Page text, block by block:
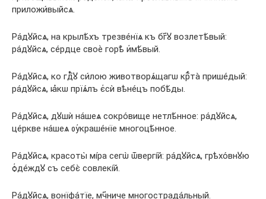
приложи́выйсѧ.
Ра́дꙋйсѧ, на крылѣ́хъ трезве́нїѧ къ бг҃ꙋ возлетѣ́вый:
ра́дꙋйсѧ, се́рдце своѐ горѣ̀ и҆мѣ́вый.
Ра́дꙋйсѧ, ко гдⷭ҇ꙋ си́лою животворѧ́щагѡ крⷭ҇та̀ прише́дый:
ра́дꙋйсѧ, ꙗ҆́кѡ прїѧ́лъ є҆сѝ вѣне́цъ побѣ́ды.
Ра́дꙋйсѧ, дꙋшѝ на́шеѧ сокро́вище нетлѣ́нное: ра́дꙋйсѧ,
це́ркве на́шеѧ ᲂу҆краше́нїе многоцѣ́нное.
Ра́дꙋйсѧ, красоты̀ мі́ра сегѡ̀ ѿвергі́й: ра́дꙋйсѧ, грѣхо́внꙋю
ѻ҆де́ждꙋ съ себє̀ совлекі́й.
Ра́дꙋйсѧ, вонїфа́тїе, мч҃ниче многострада́льный.